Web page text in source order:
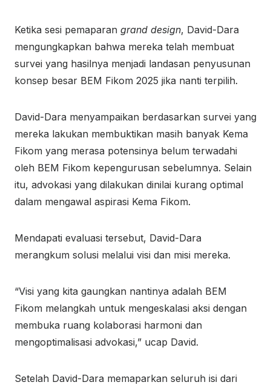
Ketika sesi pemaparan grand design, David-Dara
mengungkapkan bahwa mereka telah membuat
survei yang hasilnya menjadi landasan penyusunan
konsep besar BEM Fikom 2025 jika nanti terpilih.
David-Dara menyampaikan berdasarkan survei yang
mereka lakukan membuktikan masih banyak Kema
Fikom yang merasa potensinya belum terwadahi
oleh BEM Fikom kepengurusan sebelumnya. Selain
itu, advokasi yang dilakukan dinilai kurang optimal
dalam mengawal aspirasi Kema Fikom.
Mendapati evaluasi tersebut, David-Dara
merangkum solusi melalui visi dan misi mereka.
“Visi yang kita gaungkan nantinya adalah BEM
Fikom melangkah untuk mengeskalasi aksi dengan
membuka ruang kolaborasi harmoni dan
mengoptimalisasi advokasi,” ucap David.
Setelah David-Dara memaparkan seluruh isi dari